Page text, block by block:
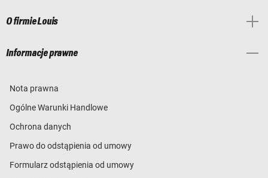
O firmie Louis
Informacje prawne
Nota prawna
Ogólne Warunki Handlowe
Ochrona danych
Prawo do odstąpienia od umowy
Formularz odstąpienia od umowy